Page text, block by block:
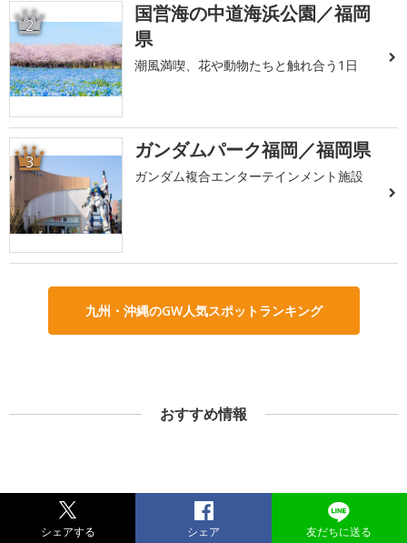
2
国営海の中道海浜公園／福岡
県
潮風満喫、花や動物たちと触れ合う1日
3 ガンダムパーク福岡／福岡県
ガンダム複合エンターテインメント施設
九州・沖縄のGW人気スポットランキング
おすすめ情報
シェアする シェア 友だちに送る